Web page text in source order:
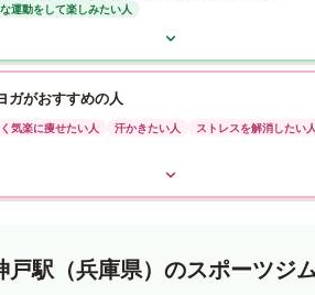
運動をして楽しみたい人
ガがおすすめの人
気楽に痩せたい人 汗かきたい人 ストレスを解消したい人
戸駅（兵庫県）のスポーツジ